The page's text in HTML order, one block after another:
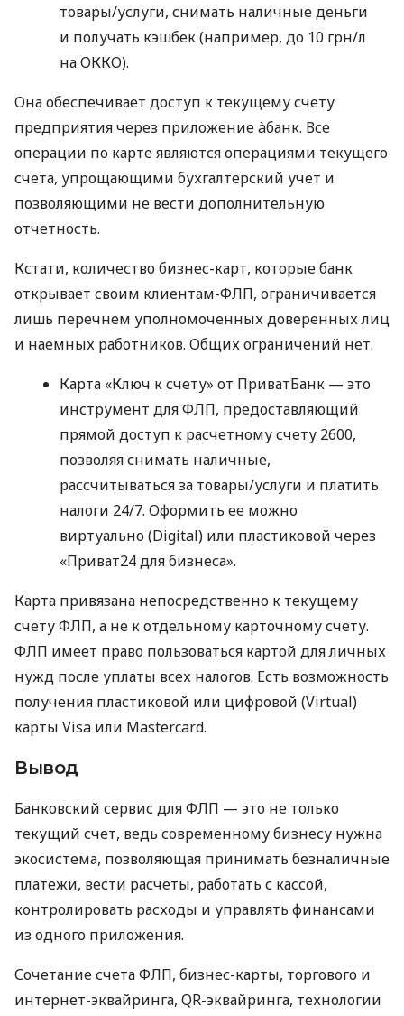
товары/услуги, снимать наличные деньги
и получать кэшбек (например, до 10 грн/л
на ОККО).
Она обеспечивает доступ к текущему счету
предприятия через приложение àбанк. Все
операции по карте являются операциями текущего
счета, упрощающими бухгалтерский учет и
позволяющими не вести дополнительную
отчетность.
Кстати, количество бизнес-карт, которые банк
открывает своим клиентам-ФЛП, ограничивается
лишь перечнем уполномоченных доверенных лиц
и наемных работников. Общих ограничений нет.
Карта «Ключ к счету» от ПриватБанк — это
инструмент для ФЛП, предоставляющий
прямой доступ к расчетному счету 2600,
позволяя снимать наличные,
рассчитываться за товары/услуги и платить
налоги 24/7. Оформить ее можно
виртуально (Digital) или пластиковой через
«Приват24 для бизнеса».
Карта привязана непосредственно к текущему
счету ФЛП, а не к отдельному карточному счету.
ФЛП имеет право пользоваться картой для личных
нужд после уплаты всех налогов. Есть возможность
получения пластиковой или цифровой (Virtual)
карты Visa или Mastercard.
Вывод
Банковский сервис для ФЛП — это не только
текущий счет, ведь современному бизнесу нужна
экосистема, позволяющая принимать безналичные
платежи, вести расчеты, работать с кассой,
контролировать расходы и управлять финансами
из одного приложения.
Сочетание счета ФЛП, бизнес-карты, торгового и
интернет-эквайринга, QR-эквайринга, технологии